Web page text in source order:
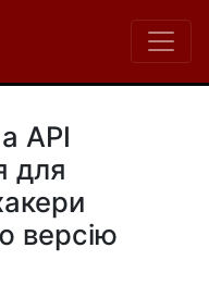
API
для
версію